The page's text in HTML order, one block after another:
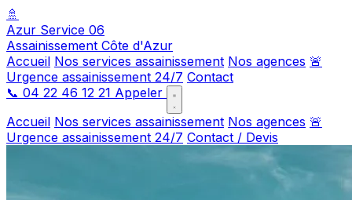
🚿
Azur Service 06
Assainissement Côte d'Azur
Accueil Nos services assainissement Nos agences 🚨
Urgence assainissement 24/7 Contact
📞 04 22 46 12 21 Appeler
Accueil Nos services assainissement Nos agences 🚨
Urgence assainissement 24/7 Contact / Devis